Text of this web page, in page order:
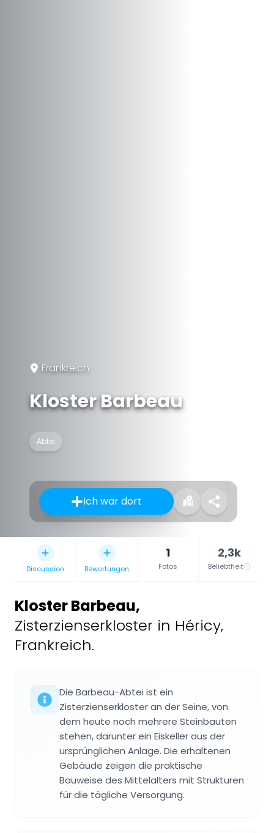
Frankreich
Kloster Barbeau
Abtei
Ich war dort
Discussion Bewertungen
1
Fotos
2,3k
Beliebtheit
Kloster Barbeau,
Zisterzienserkloster in Héricy,
Frankreich.
Die Barbeau-Abtei ist ein
Zisterzienserkloster an der Seine, von
dem heute noch mehrere Steinbauten
stehen, darunter ein Eiskeller aus der
ursprünglichen Anlage. Die erhaltenen
Gebäude zeigen die praktische
Bauweise des Mittelalters mit Strukturen
für die tägliche Versorgung.